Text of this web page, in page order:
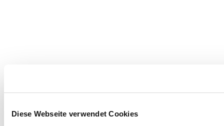
Diese Webseite verwendet Cookies